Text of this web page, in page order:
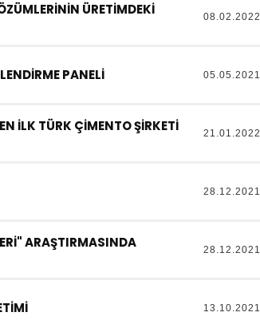
ÜRETİMDEKİ
08.02.2022
PANELİ 05.05.2021
İLK TÜRK ÇİMENTO ŞİRKETİ
21.01.2022
28.12.2021
ARAŞTIRMASINDA
28.12.2021
13.10.2021